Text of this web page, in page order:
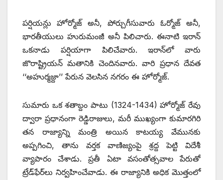
పర్షియన్లు హోర్మోజ్‌ అనీ, పోర్చుగీసువారు ఓర్మోజ్‌ అనీ,
భారతీయులు హురుమంజీ అనీ పిలిచారు. ఈనాటి ఇరాన్‌
ఒకనాడు పర్షియాగా పిలిచేవారు. ఇరాన్‌లో వారు
జొరాష్ట్రియన్‌ ‌మతానికి చెందినవారు. వారి ప్రధాన దేవత
‘‘అహుర్మజ్దా’’ పేరున వెలసిన నగరం ఈ హోర్మోజ్‌.
‌సుమారు ఒక శతాబ్దం పాటు (1324-1434) హోర్మోజ్‌ ‌రేవు
ద్వారా ప్రధానంగా రెడ్డిరాజులు, మరీ ముఖ్యంగా కుమారగిరి
తన రాజ్యాన్ని మంత్రి అయిన కాటయ్య వేమునకు
అప్పగించి, తాను వర్తక వాణిజ్యంపై శ్రద్ద పెట్టి విదేశీ
వ్యాపారం చేశాడు. ప్రతీ ఏటా వసంతోత్సవాల పేరుతో
ట్రేడ్‌ఫేర్‌లు నిర్వహించేవాడు. ఈ రాజ్యానికి అధిక మొత్తంలో